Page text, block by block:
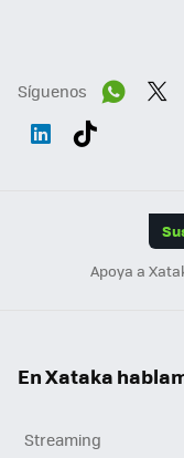
Síguenos
Apoya a
En Xataka
Streaming